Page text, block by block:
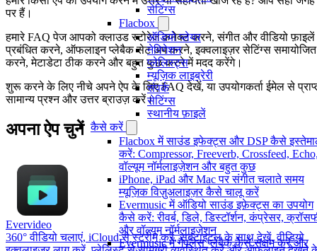
सेटिंग्स
Flacbox
ऑडियो प्लेयर
नेविगेशन
प्लेलिस्ट्स
म्यूज़िक लाइब्रेरी
संपर्क
सेटिंग्स
स्थानीय फ़ाइलें
कैसे करें
Flacbox में साउंड इफेक्ट्स और DSP कैसे
करें: Compressor, Freeverb, Crossfeed,
वॉल्यूम नॉर्मलाइज़ेशन और बहुत कुछ
iPhone, iPad और Mac पर संगीत चलाते समय
म्यूज़िक विज़ुअलाइज़र कैसे चालू करें
Evermusic में ऑडियो साउंड इफ़ेक्ट्स का उपयोग
कैसे करें: रीवर्ब, डिले, डिस्टॉर्शन, कंप्रेसर,
और वॉल्यूम नॉर्मलाइज़ेशन
Evermusic में गैपलेस प्लेबैक कैसे सक्षम करें और
पर हैं।
हमारे FAQ पेज आपको क्लाउड स्टोरेज कनेक्ट करने, संगीत और वीडियो फ़ाइलें
प्रबंधित करने, ऑफलाइन प्लेबैक सेट अप करने, इक्वलाइज़र सेटिंग्स समायोजित
करने, मेटाडेटा ठीक करने और बहुत कुछ करने में मदद करेंगे।
शुरू करने के लिए नीचे अपने ऐप के लिए FAQ देखें, या उपयोगकर्ता ईमेल से
सामान्य प्रश्न और उत्तर ब्राउज़ करें।
अपना ऐप चुनें
Evervideo
360° वीडियो चलाएं, iCloud से स्ट्रीम करें, सबटाइटल के साथ देखें, वीडियो